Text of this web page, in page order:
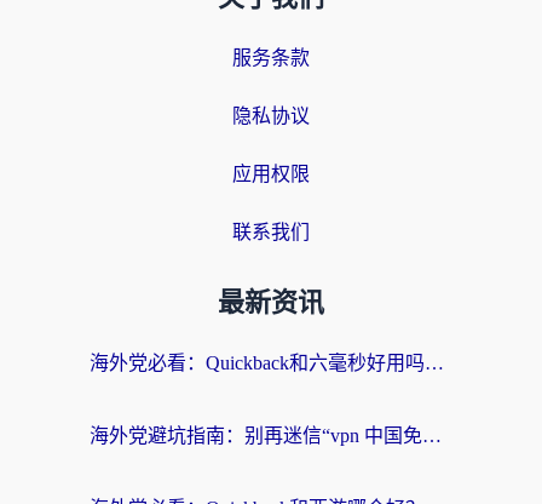
服务条款
隐私协议
应用权限
联系我们
最新资讯
海外党必看：Quickback和六毫秒好用吗？3步选对回国加速器，无缝刷国内剧玩游戏
海外党避坑指南：别再迷信“vpn 中国免费”，选对回国加速器才能无缝刷国内资源